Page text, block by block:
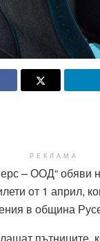
РЕКЛАМА
– ООД“ обяви
от 1 април,
в община
пътниците,